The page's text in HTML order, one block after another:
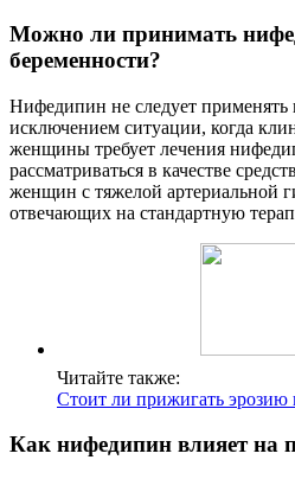
Можно ли принимать
беременности?
Нифедипин не следует применять
исключением ситуации, когда
женщины требует лечения
рассматриваться в качестве
женщин с тяжелой артериальной
отвечающих на стандартную
Читайте также:
Cтоит ли прижигать
Как нифедипин влияет на